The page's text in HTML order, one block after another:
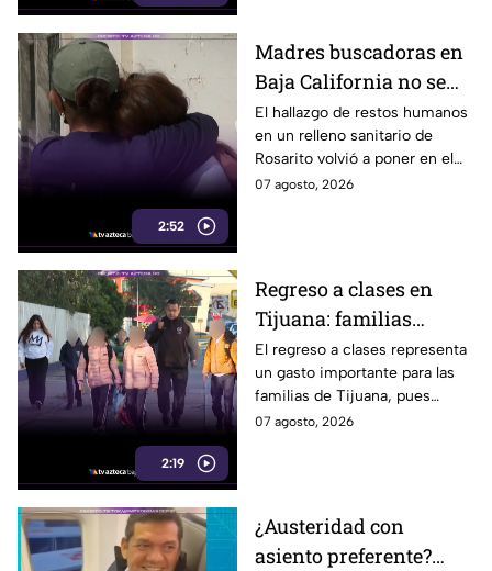
2:52
Madres buscadoras en
Baja California no se
detienen: hallazgo de
restos humanos
reaviva la
preocupación
El hallazgo de restos humanos
en un relleno sanitario de
Rosarito volvió a poner en el
centro la labor de las madres
07 agosto, 2026
2:19
Regreso a clases en
Tijuana: familias
podrían gastar hasta 5
mil pesos en uniformes
y calzado
El regreso a clases representa
un gasto importante para las
familias de Tijuana, pues
uniformes y calzado pueden
07 agosto, 2026
¿Austeridad con
asiento preferente?